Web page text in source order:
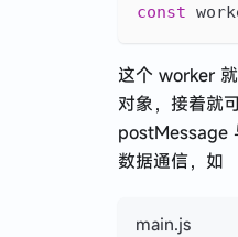
const
这个 worker
对象，接着就
postMessage
数据通信，如
main.js